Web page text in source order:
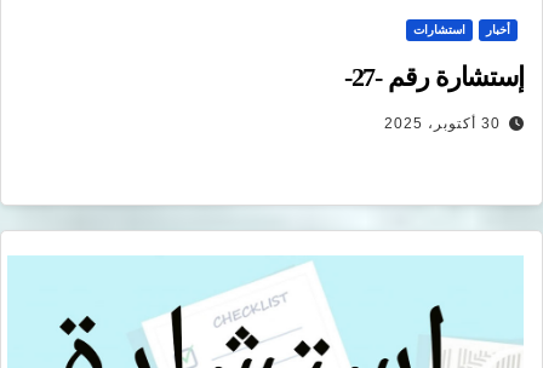
أخبار استشارات
إستشارة رقم -27-
30 أكتوبر، 2025